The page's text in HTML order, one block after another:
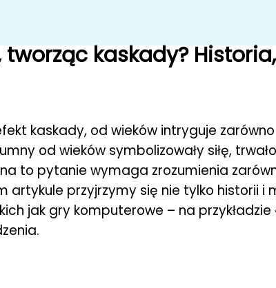
kaskady?
kaskady, od wieków intryguje
od wieków symbolizowały siłę,
to pytanie wymaga zrozumienia
artykule przyjrzymy się nie tylko historii
jak gry komputerowe – na przykładzie